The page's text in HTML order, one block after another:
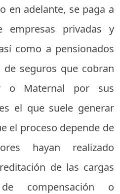
en adelante, se paga a
empresas privadas y
como a pensionados
de seguros que cobran
o Maternal por sus
el que suele generar
el proceso depende de
hayan realizado
de las cargas
compensación o